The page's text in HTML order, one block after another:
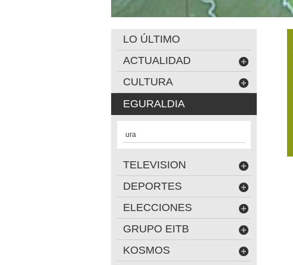
LO ÚLTIMO
ACTUALIDAD
CULTURA
EGURALDIA
ura
TELEVISION
DEPORTES
ELECCIONES
GRUPO EITB
KOSMOS